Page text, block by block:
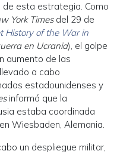
esta estrategia. Como
York Times del 29 de
History of the War in
en Ucrania), el golpe
aumento de las
a cabo
estadounidenses y
informó que la
estaba coordinada
Wiesbaden, Alemania.
un despliegue militar,